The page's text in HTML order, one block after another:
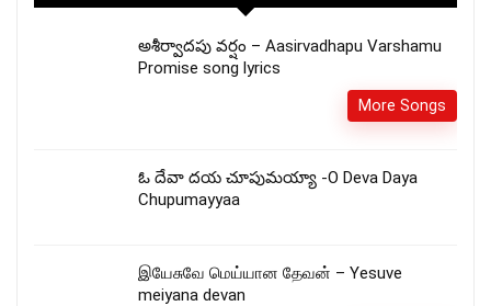
అశీర్వాదపు వర్షం – Aasirvadhapu Varshamu
Promise song lyrics
More Songs
ఓ దేవా దయ చూపుమయ్యా -O Deva Daya
Chupumayyaa
இயேசுவே மெய்யான தேவன் – Yesuve
meiyana devan